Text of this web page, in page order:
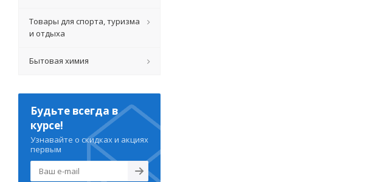
Товары для спорта, туризма
и отдыха
Бытовая химия
Будьте всегда в
курсе!
Узнавайте о скидках и акциях
первым